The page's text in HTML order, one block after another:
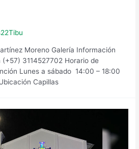
Moreno Galería Información
3114527702 Horario de
Lunes a sábado 14:00 – 18:00
Capillas